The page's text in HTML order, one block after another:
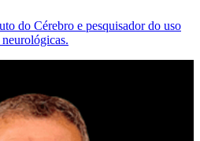
do Cérebro e pesquisador do uso